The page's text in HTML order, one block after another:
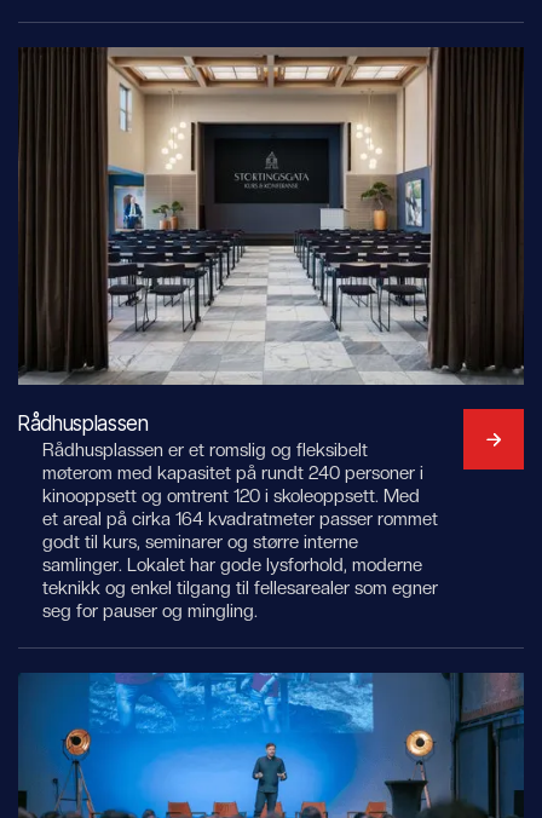
Rådhusplassen
Rådhusplassen er et romslig og fleksibelt
møterom med kapasitet på rundt 240 personer i
kinooppsett og omtrent 120 i skoleoppsett. Med
et areal på cirka 164 kvadratmeter passer rommet
godt til kurs, seminarer og større interne
samlinger. Lokalet har gode lysforhold, moderne
teknikk og enkel tilgang til fellesarealer som egner
seg for pauser og mingling.